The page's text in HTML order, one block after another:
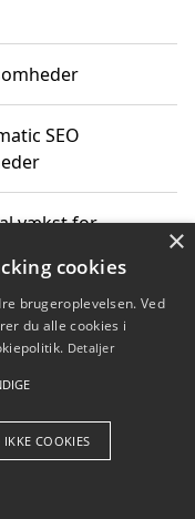
SEO
vækst for
af elektronik
Aps
×
cookies
brugeroplevelsen. Ved
du alle cookies i
Detaljer
COOKIES